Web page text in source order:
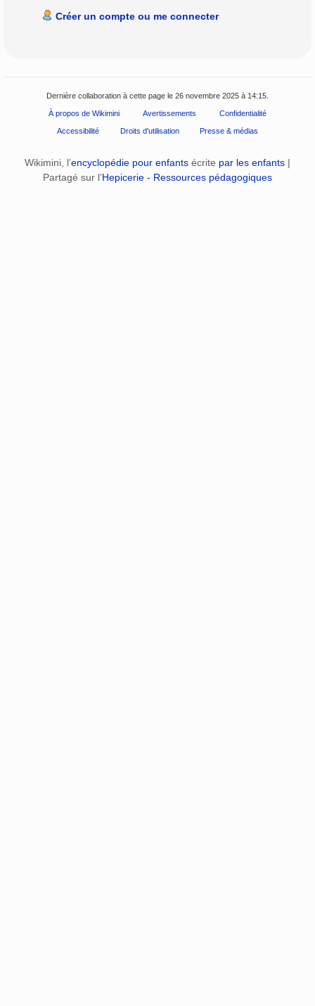
Créer un compte ou me connecter
Dernière collaboration à cette page le 26 novembre 2025 à 14:15.
À propos de Wikimini Avertissements Confidentialité
Accessibilité Droits d'utilisation Presse & médias
Wikimini, l’encyclopédie pour enfants écrite par les enfants |
Partagé sur l’Hepicerie - Ressources pédagogiques